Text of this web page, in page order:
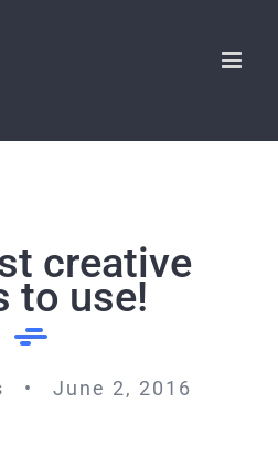
creative
to use!
• June 2, 2016